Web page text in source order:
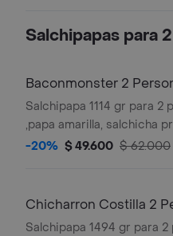
Salchipapas para 2
Baconmonster 2
Salchipapa 1114 gr para 2
,papa amarilla, salchicha
queso gratinado, bacon,
-20% $ 49.600 $ 62.000
Chicharron Costilla 2
Salchipapa 1494 gr para 2